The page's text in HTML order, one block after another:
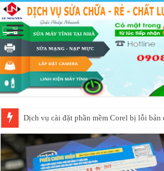
Dịch vụ cài đặt phần mềm Corel bị lỗi bản